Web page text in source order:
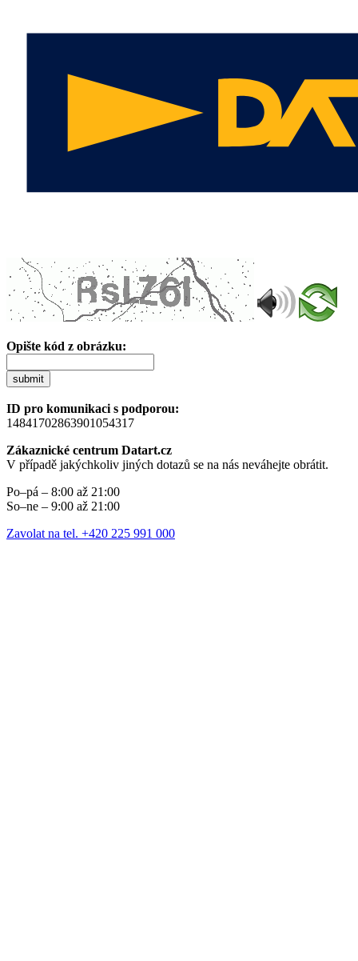
Opište kód z obrázku:
submit
ID pro komunikaci s podporou:
14841702863901054317
Zákaznické centrum Datart.cz
V případě jakýchkoliv jiných dotazů se na nás neváhejte obrátit.
Po–pá – 8:00 až 21:00
So–ne – 9:00 až 21:00
Zavolat na tel. +420 225 991 000